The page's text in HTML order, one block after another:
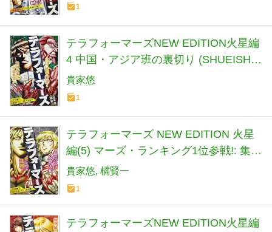
1
テラフォーマーズNEW EDITION火星編
4 中国・アジア班の裏切り (SHUEISHA
JUMP REMIX)
貴家悠
1
テラフォーマーズ NEW EDITION 火星
編(5) マーズ・ランキング1位参戦!: 集英
社リミックス (SHUEISHA JUMP
REMIX)
貴家悠 橘賢一
1
テラフォーマーズNEW EDITION火星編